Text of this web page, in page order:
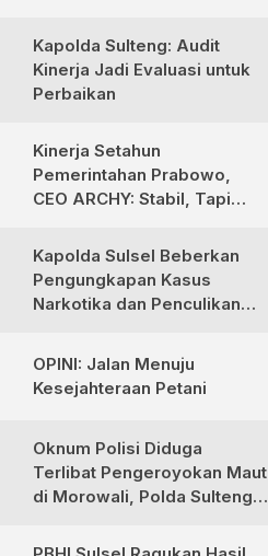
Kapolda Sulteng: Audit
Kinerja Jadi Evaluasi untuk
Perbaikan
Kinerja Setahun
Pemerintahan Prabowo,
CEO ARCHY: Stabil, Tapi
Kapolda Sulsel Beberkan
Pengungkapan Kasus
Narkotika dan Penculikan
OPINI: Jalan Menuju
Kesejahteraan Petani
Oknum Polisi Diduga
Terlibat Pengeroyokan Maut
di Morowali, Polda Sulteng